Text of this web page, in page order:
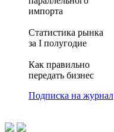
импорта
Статистика рынка
за I полугодие
Как правильно
передать бизнес
Подписка на журнал